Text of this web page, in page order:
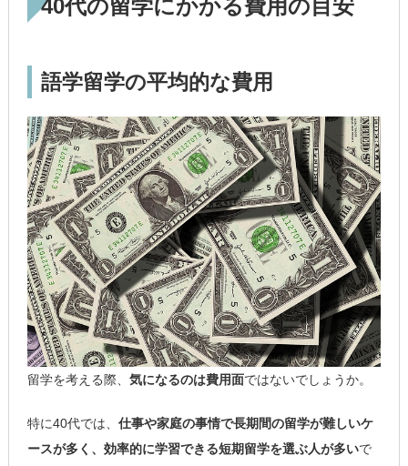
40代の留学にかかる費用の目安
語学留学の平均的な費用
留学を考える際、 気になるのは費用面ではないでしょうか。
特に40代では、 仕事や家庭の事情で長期間の留学が難しいケ
ースが多く、効率的に学習できる短期留学を選ぶ人が多いで